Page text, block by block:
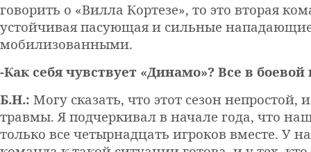
говорить о «Вилла Кортезе», то это вторая
устойчивая пасующая и сильные
мобилизованными.
-Как себя чувствует «Динамо»? Все в боевой
Б.Н.: Могу сказать, что этот сезон
травмы. Я подчеркивал в начале года, что
только все четырнадцать игроков вместе. У